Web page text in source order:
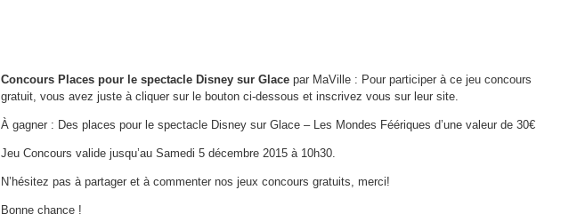
Concours Places pour le spectacle Disney sur Glace par MaVille : Pour participer à ce jeu concours
gratuit, vous avez juste à cliquer sur le bouton ci-dessous et inscrivez vous sur leur site.
À gagner : Des places pour le spectacle Disney sur Glace – Les Mondes Féériques d’une valeur de 30€
Jeu Concours valide jusqu’au Samedi 5 décembre 2015 à 10h30.
N’hésitez pas à partager et à commenter nos jeux concours gratuits, merci!
Bonne chance !